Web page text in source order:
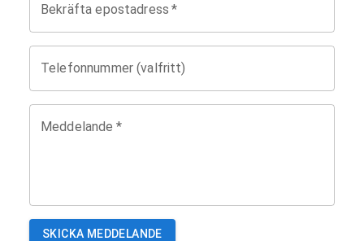
Bekräfta epostadress *
Telefonnummer (valfritt)
Meddelande *
SKICKA MEDDELANDE